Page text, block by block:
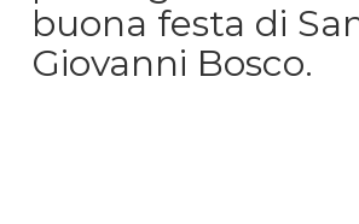
buona festa di
Giovanni Bosco.